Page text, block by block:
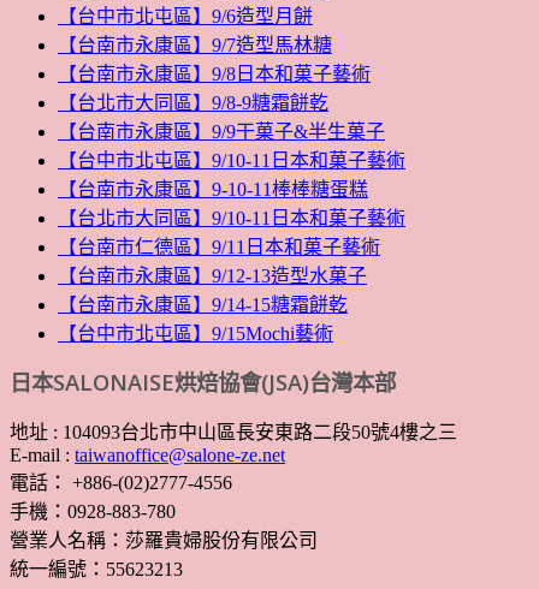
【台中市北屯區】9/6造型月餅
【台南市永康區】9/7造型馬林糖
【台南市永康區】9/8日本和菓子藝術
【台北市大同區】9/8-9糖霜餅乾
【台南市永康區】9/9干菓子&半生菓子
【台中市北屯區】9/10-11日本和菓子藝術
【台南市永康區】9-10-11棒棒糖蛋糕
【台北市大同區】9/10-11日本和菓子藝術
【台南市仁德區】9/11日本和菓子藝術
【台南市永康區】9/12-13造型水菓子
【台南市永康區】9/14-15糖霜餅乾
【台中市北屯區】9/15Mochi藝術
日本SALONAISE烘焙協會(JSA)台灣本部
地址 : 104093台北市中山區長安東路二段50號4樓之三
E-mail : taiwanoffice@salone-ze.net
電話： +886-(02)2777-4556
手機：0928-883-780
營業人名稱：莎羅貴婦股份有限公司
統一編號：55623213